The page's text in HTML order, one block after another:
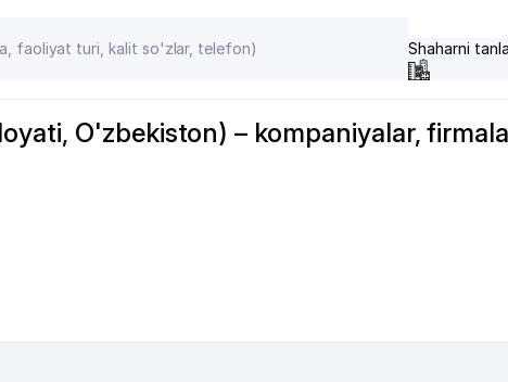
Shaharni
O'zbekiston) – kompaniyalar,